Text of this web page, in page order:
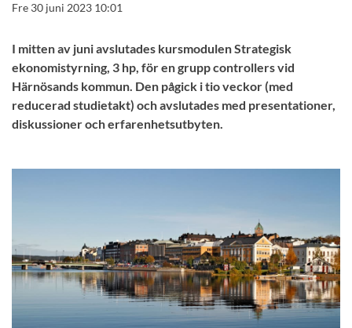
Fre 30 juni 2023 10:01
I mitten av juni avslutades kursmodulen Strategisk
ekonomistyrning, 3 hp, för en grupp controllers vid
Härnösands kommun. Den pågick i tio veckor (med
reducerad studietakt) och avslutades med presentationer,
diskussioner och erfarenhetsutbyten.